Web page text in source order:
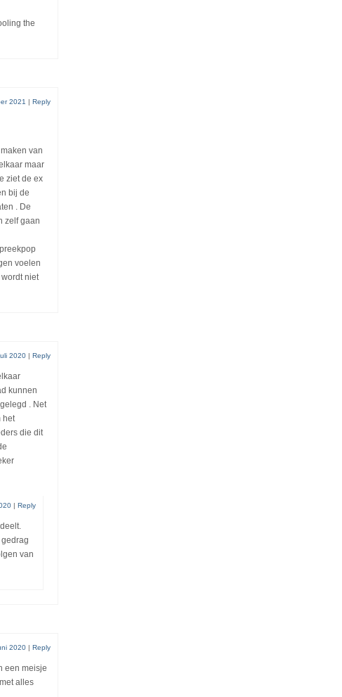
the
2021 | Reply
van
maar
ziet de ex
bij de
. De
zelf gaan
voelen
niet
2020 | Reply
kunnen
. Net
het
die dit
| Reply
van
2020 | Reply
een meisje
alles